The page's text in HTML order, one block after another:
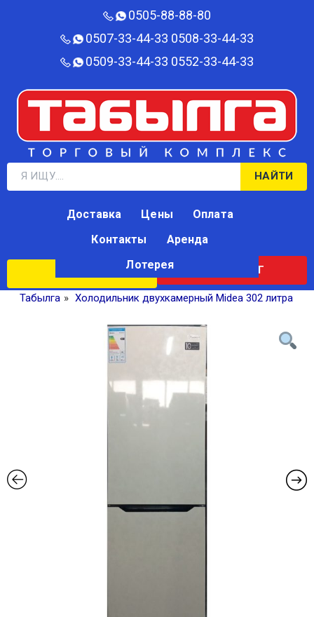
0505-88-88-80‬
0507-33-44-33 0508-33-44-33
0509-33-44-33 0552-33-44-33
НАЙТИ
КАТАЛОГ
Доставка Цены
Оплата
Контакты
Аренда
Лотерея
Табылга » Холодильник двухкамерный Midea 302 литра